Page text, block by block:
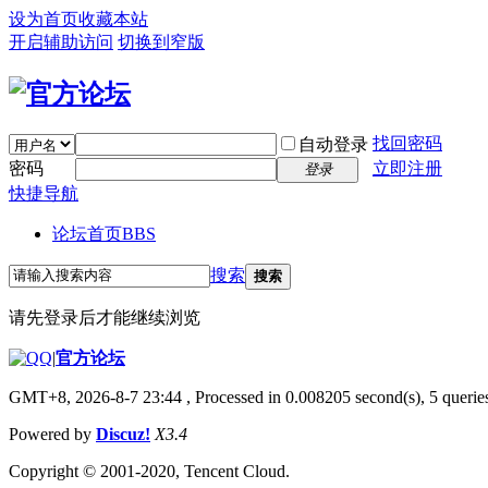
设为首页收藏本站
开启辅助访问 切换到窄版
自动登录 找回密码
密码
登录
立即注册
快捷导航
论坛首页BBS
搜索 搜索
请先登录后才能继续浏览
|官方论坛
GMT+8, 2026-8-7 23:44 , Processed in 0.008205 second(s), 5
Powered by Discuz! X3.4
Copyright © 2001-2020, Tencent Cloud.